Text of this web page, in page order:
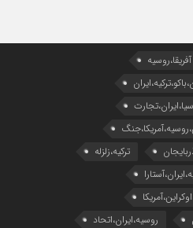
آفریقا،روسیه
ترکیه،زلزله
روسیه،ایران،اتحاد